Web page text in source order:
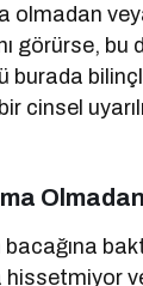
olmadan
görürse,
burada
cinsel
bacağına
hissetmiyor